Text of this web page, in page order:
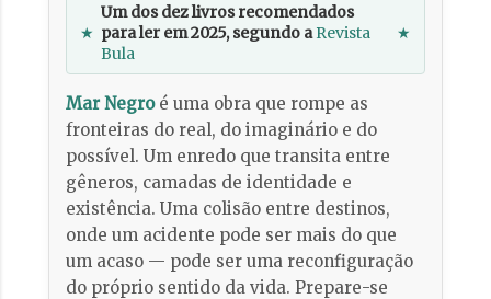
★
Um dos dez livros recomendados
para ler em 2025, segundo aRevista
Bula
★
Mar Negroé uma obra que rompe as
fronteiras do real, do imaginário e do
possível. Um enredo que transita entre
gêneros, camadas de identidade e
existência. Uma colisão entre destinos,
onde um acidente pode ser mais do que
um acaso — pode ser uma reconfiguração
do próprio sentido da vida. Prepare-se